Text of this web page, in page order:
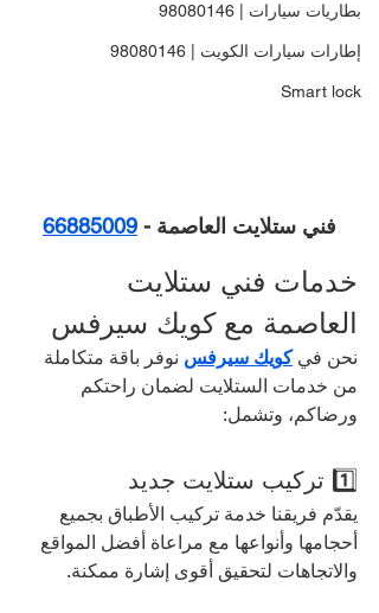
بطاريات سيارات | 98080146
إطارات سيارات الكويت | 98080146
Smart lock
فني ستلايت العاصمة - 66885009
خدمات فني ستلايت
العاصمة مع كويك سيرفس
نحن في كويك سيرفس نوفر باقة متكاملة
من خدمات الستلايت لضمان راحتكم
ورضاكم، وتشمل:
1️⃣ تركيب ستلايت جديد
يقدّم فريقنا خدمة تركيب الأطباق بجميع
أحجامها وأنواعها مع مراعاة أفضل المواقع
والاتجاهات لتحقيق أقوى إشارة ممكنة.